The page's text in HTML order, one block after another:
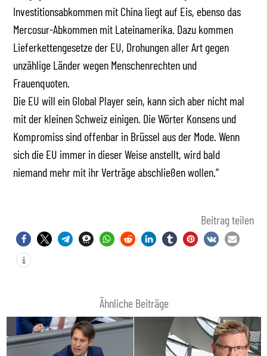
Investitionsabkommen mit China liegt auf Eis, ebenso das
Mercosur-Abkommen mit Lateinamerika. Dazu kommen
Lieferkettengesetze der EU, Drohungen aller Art gegen
unzählige Länder wegen Menschenrechten und
Frauenquoten.
Die EU will ein Global Player sein, kann sich aber nicht mal
mit der kleinen Schweiz einigen. Die Wörter Konsens und
Kompromiss sind offenbar in Brüssel aus der Mode. Wenn
sich die EU immer in dieser Weise anstellt, wird bald
niemand mehr mit ihr Verträge abschließen wollen.“
Beitrag teilen
Ähnliche Beiträge